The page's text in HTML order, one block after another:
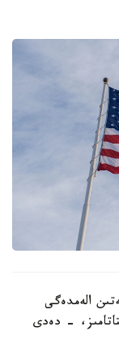
الەمدەگى
- دەدى